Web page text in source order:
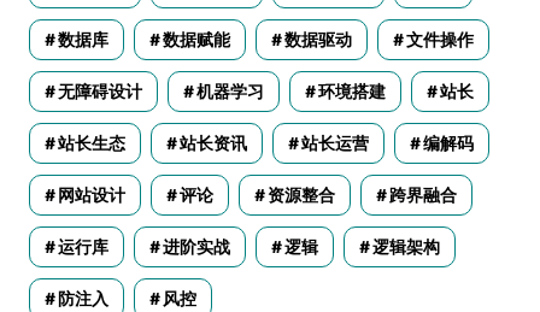
数据库 数据赋能 数据驱动 文件操作
无障碍设计 机器学习 环境搭建 站长
站长生态 站长资讯 站长运营 编解码
网站设计 评论 资源整合 跨界融合
运行库 进阶实战 逻辑 逻辑架构
防注入 风控